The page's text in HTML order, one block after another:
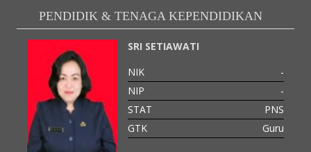
PENDIDIK & TENAGA KEPENDIDIKAN
SRI SETIAWATI
NIK
-
NIP
-
STAT
PNS
GTK
Guru